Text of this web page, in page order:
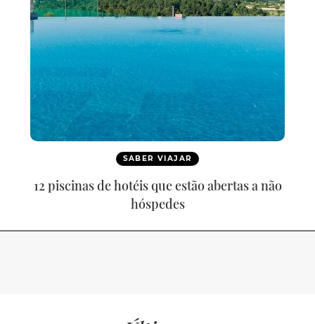
SABER VIAJAR
12 piscinas de hotéis que estão abertas a não
hóspedes